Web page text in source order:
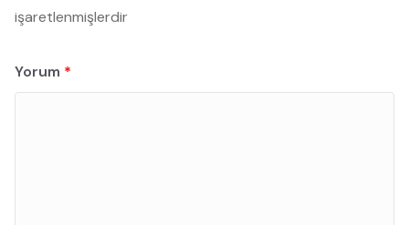
işaretlenmişlerdir
Yorum *